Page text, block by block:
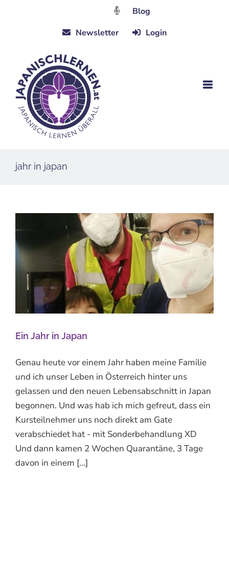
Blog
Newsletter
Login
jahr in japan
Ein Jahr in Japan
Genau heute vor einem Jahr haben meine Familie
und ich unser Leben in Österreich hinter uns
gelassen und den neuen Lebensabschnitt in Japan
begonnen. Und was hab ich mich gefreut, dass ein
Kursteilnehmer uns noch direkt am Gate
verabschiedet hat - mit Sonderbehandlung XD
Und dann kamen 2 Wochen Quarantäne, 3 Tage
davon in einem [...]